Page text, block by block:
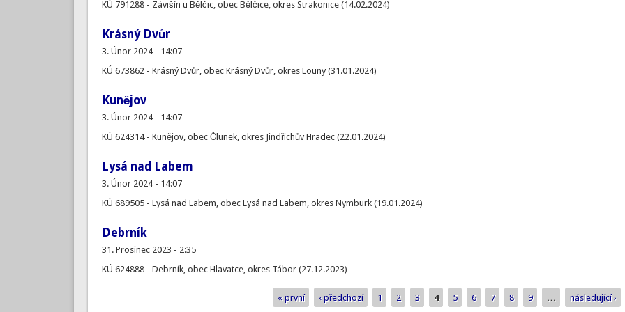
KÚ 791288 - Závišín u Bělčic, obec Bělčice, okres Strakonice (14.02.2024)
Krásný Dvůr
3. Únor 2024 - 14:07
KÚ 673862 - Krásný Dvůr, obec Krásný Dvůr, okres Louny (31.01.2024)
Kunějov
3. Únor 2024 - 14:07
KÚ 624314 - Kunějov, obec Člunek, okres Jindřichův Hradec (22.01.2024)
Lysá nad Labem
3. Únor 2024 - 14:07
KÚ 689505 - Lysá nad Labem, obec Lysá nad Labem, okres Nymburk (19.01.2024)
Debrník
31. Prosinec 2023 - 2:35
KÚ 624888 - Debrník, obec Hlavatce, okres Tábor (27.12.2023)
« první ‹ předchozí 1 2 3 4 5 6 7 8 9 … následující ›